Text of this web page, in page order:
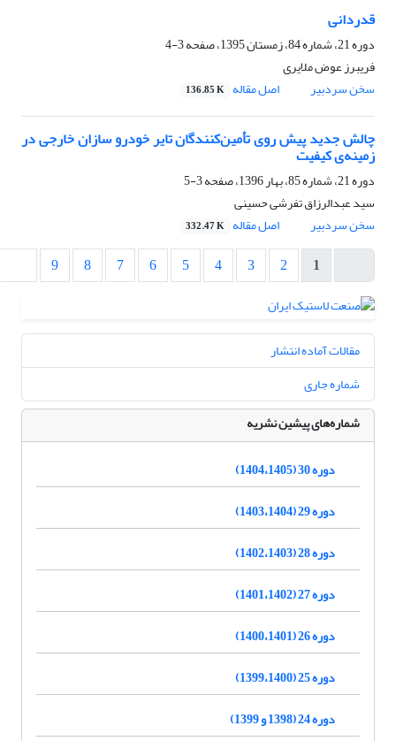
قدردانی
دوره 21، شماره 84، زمستان 1395، صفحه
3-4
فریبرز عوض ملایری
سخن سردبیر
اصل مقاله 136.85 K
چالش جدید پیش روی تأمین‌کنندگان تایر خودرو سازان خارجی در
زمینه‌ی کیفیت
دوره 21، شماره 85، بهار 1396، صفحه
3-5
سید عبدالرزاق تفرشی حسینی
سخن سردبیر
اصل مقاله 332.47 K
1
2
3
4
5
6
7
8
9
مقالات آماده انتشار
شماره جاری
شماره‌های پیشین نشریه
دوره 30 (1404،1405)
دوره 29 (1403،1404)
دوره 28 (1402،1403)
دوره 27 (1401،1402)
دوره 26 (1400،1401)
دوره 25 (1399،1400)
دوره 24 (1398 و 1399)